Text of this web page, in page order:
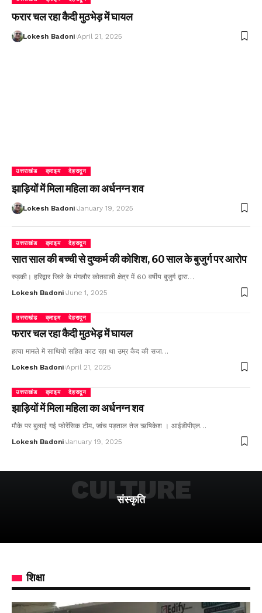
फरार चल रहा कैदी मुठभेड़ में घायल
Lokesh Badoni April 21, 2025
उत्तराखंड क्राइम देहरादून
झाड़ियों में मिला महिला का अर्धनग्न शव
Lokesh Badoni January 19, 2025
उत्तराखंड क्राइम देहरादून
सात साल की बच्ची से दुष्कर्म की कोशिश, 60 साल के बुजुर्ग पर आरोप
रुड़की। हरिद्वार जिले के मंगलौर कोतवाली क्षेत्र में 60 वर्षीय बुजुर्ग द्वारा…
Lokesh Badoni June 1, 2025
उत्तराखंड क्राइम देहरादून
फरार चल रहा कैदी मुठभेड़ में घायल
हत्या मामले में साथियों सहित काट रहा था उम्र कैद की सजा…
Lokesh Badoni April 21, 2025
उत्तराखंड क्राइम देहरादून
झाड़ियों में मिला महिला का अर्धनग्न शव
मौके पर बुलाई गई फोरेंसिक टीम, जांच पड़ताल तेज ऋषिकेश । आईडीपीएल…
Lokesh Badoni January 19, 2025
संस्कृति
CULTURE
शिक्षा